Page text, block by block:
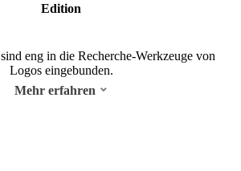
Edition
sind eng in die Recherche-Werkzeuge von
Logos eingebunden.
Mehr erfahren